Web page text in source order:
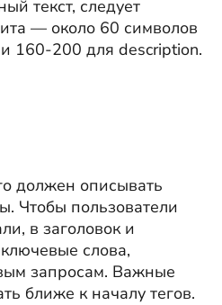
текст, следует
— около 60 символов
160-200 для description.
должен описывать
Чтобы пользователи
в заголовок и
слова,
запросам. Важные
ближе к началу тегов.